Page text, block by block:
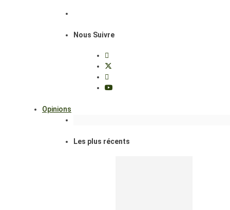
Nous Suivre
Opinions
Les plus récents